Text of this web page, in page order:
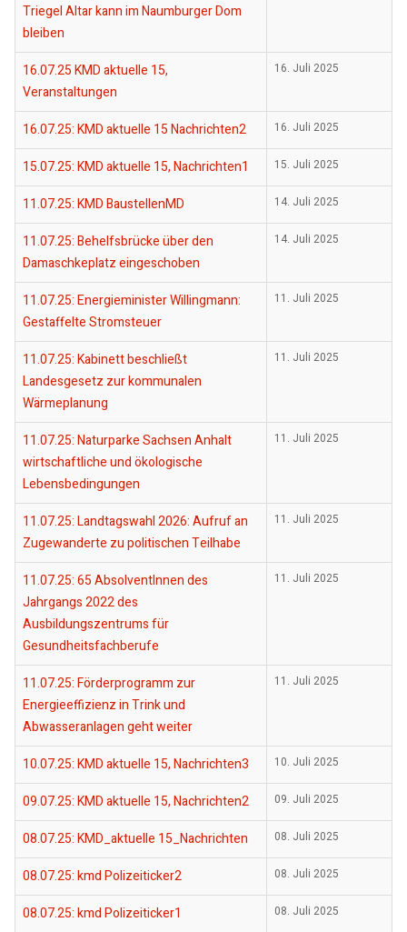
Triegel Altar kann im Naumburger Dom
bleiben
16.07.25 KMD aktuelle 15,
Veranstaltungen
16. Juli 2025
16.07.25: KMD aktuelle 15 Nachrichten2 16. Juli 2025
15.07.25: KMD aktuelle 15, Nachrichten1 15. Juli 2025
11.07.25: KMD BaustellenMD 14. Juli 2025
11.07.25: Behelfsbrücke über den
Damaschkeplatz eingeschoben
14. Juli 2025
11.07.25: Energieminister Willingmann:
Gestaffelte Stromsteuer
11. Juli 2025
11.07.25: Kabinett beschließt
Landesgesetz zur kommunalen
Wärmeplanung
11. Juli 2025
11.07.25: Naturparke Sachsen Anhalt
wirtschaftliche und ökologische
Lebensbedingungen
11. Juli 2025
11.07.25: Landtagswahl 2026: Aufruf an
Zugewanderte zu politischen Teilhabe
11. Juli 2025
11.07.25: 65 AbsolventInnen des
Jahrgangs 2022 des
Ausbildungszentrums für
Gesundheitsfachberufe
11. Juli 2025
11.07.25: Förderprogramm zur
Energieeffizienz in Trink und
Abwasseranlagen geht weiter
11. Juli 2025
10.07.25: KMD aktuelle 15, Nachrichten3 10. Juli 2025
09.07.25: KMD aktuelle 15, Nachrichten2 09. Juli 2025
08.07.25: KMD_aktuelle 15_Nachrichten 08. Juli 2025
08.07.25: kmd Polizeiticker2 08. Juli 2025
08.07.25: kmd Polizeiticker1 08. Juli 2025